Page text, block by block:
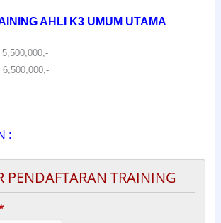
AHLI K3 UMUM UTAMA
:
PENDAFTARAN TRAINING